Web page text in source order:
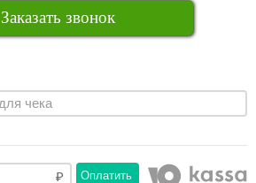
Заказать звонок
Оплатить